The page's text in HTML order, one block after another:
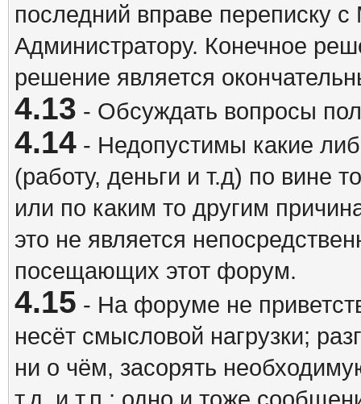
последний вправе переписку
Администратору. Конечное
решение является
4.13 - Обсуждать вопросы
4.14- Недопустимы какие
(работу, деньги и т.д) по вине
или по каким то другим
это не является
посещающих этот форум.
4.15 - На форуме не
несёт смысловой нагрузки;
ни о чём, засорять